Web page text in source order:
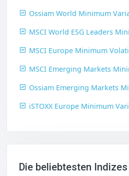
Ossiam World Minimum
MSCI World ESG Leaders
MSCI Europe Minimum
MSCI Emerging Markets
Ossiam Emerging Markets
iSTOXX Europe Minimum
Die beliebtesten Indizes